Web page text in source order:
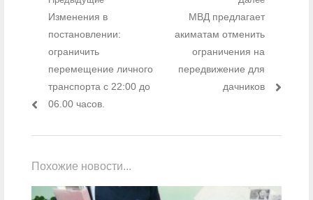
Навигация по записям
Предыдущий пост:
Изменения в
постановлении:
ограничить
перемещение личного
транспорта с 22:00 до
06.00 часов.
Следующий пост:
МВД предлагает
акиматам отменить
ограничения на
передвижение для
дачников
Похожие новости...